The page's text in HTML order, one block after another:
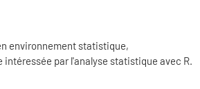
environnement statistique,
intéressée par l'analyse statistique avec R.